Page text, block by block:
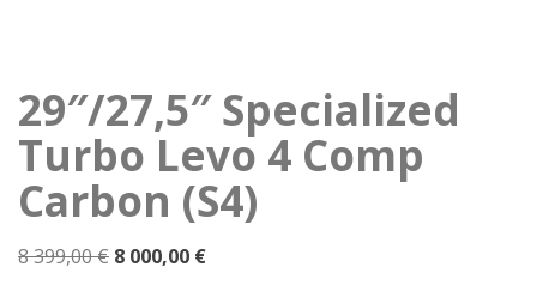
29″/27,5″ Specialized
Turbo Levo 4 Comp
Carbon (S4)
8 399,00€ Alkuperäinen
8 000,00 €Nykyinen